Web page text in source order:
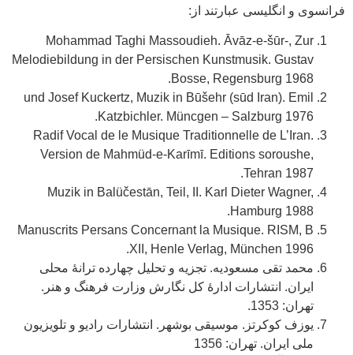
فرانسوی و انگلیسی عبارتند از:
Mohammad Taghi Massoudieh. Āvāz-e-šūr-, Zur
Melodiebildung in der Persischen Kunstmusik. Gustav
Bosse, Regensburg 1968.
und Josef Kuckertz, Muzik in Būšehr (sūd Iran). Emil
Katzbichler. Müncgen – Salzburg 1976.
Radif Vocal de le Musique Traditionnelle de L’Iran.
Version de Mahmüd-e-Karīmī. Editions soroushe,
Tehran 1987.
Muzik in Balüčestān, Teil, II. Karl Dieter Wagner,
Hamburg 1988.
Manuscrits Persans Concernant la Musique. RISM, B
XII, Henle Verlag, München 1996.
محمد تقی مسعودیه. تجزیه و تحلیل چهارده ترانۀ محلی
ایران. انتشارات ادارۀ کل نگارش وزارت فرهنگ و هنر.
تهران: 1353.
یوزف کوکرتز. موسیقی بوشهر. انتشارات رادیو و تلویزیون
ملی ایران. تهران: 1356